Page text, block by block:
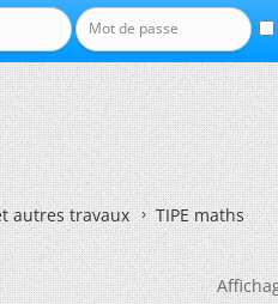
autres travaux TIPE maths